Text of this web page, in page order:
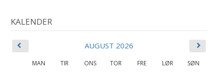
KALENDER
AUGUST 2026
MAN TIR ONS TOR FRE LØR SØN